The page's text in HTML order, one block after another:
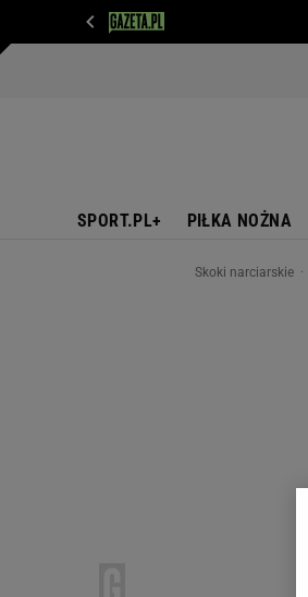
SPORT.PL+ PIŁKA NOŻNA
Skoki narciarskie